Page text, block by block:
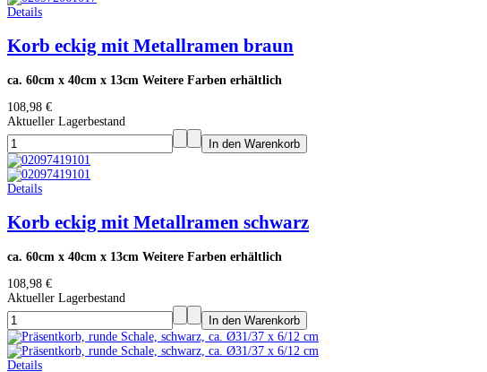
Details
Korb eckig mit Metallramen braun
ca. 60cm x 40cm x 13cm Weitere Farben erhältlich
108,98 €
Aktueller Lagerbestand
Details
Korb eckig mit Metallramen schwarz
ca. 60cm x 40cm x 13cm Weitere Farben erhältlich
108,98 €
Aktueller Lagerbestand
Details